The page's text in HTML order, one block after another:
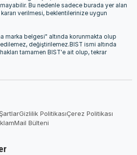
Bu nedenle sadece burada yer alan
kararı verilmesi, beklentilerinize uygun
marka belgesi" altında korunmakta olup
değiştirilemez.BIST ismi altında
tamamen BIST'e ait olup, tekrar
Gizlilik PolitikasıÇerez Politikası
Mail Bülteni